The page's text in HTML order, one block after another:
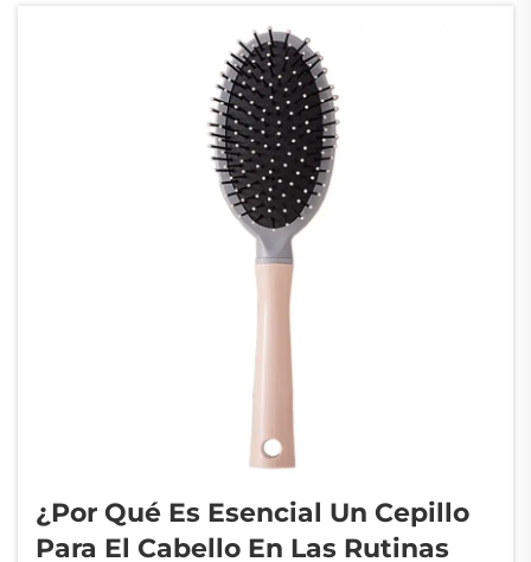
componente vital para...
¿Por Qué Es Esencial Un Cepillo
Para El Cabello En Las Rutinas